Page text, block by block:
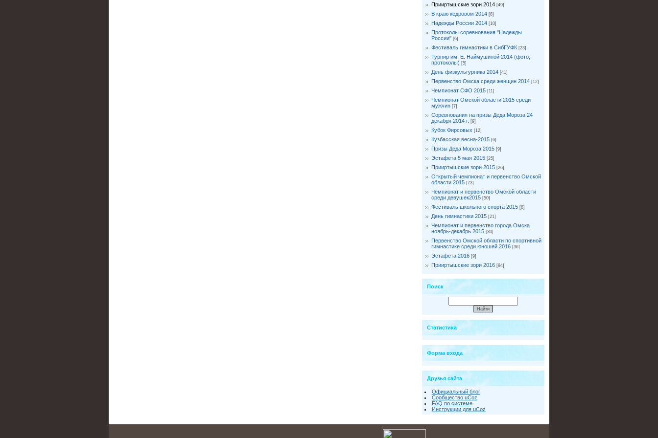
Прииртышские зори 2014 [49]
В краю кедровом 2014 [8]
Надежды России 2014 [10]
Протоколы соревнования "Надежды
России" [6]
Фестиваль гимнастики в СибГУФК [23]
Турнир им. Е. Наймушиной 2014 (фото,
протоколы) [5]
День физкультурника 2014 [41]
Первенство Омска среди женщин 2014 [12]
Чемпионат СФО 2015 [11]
Чемпионат Омской области 2015 среди
мужчин [7]
Соревнования на призы Деда Мороза 24
декабря 2014 г. [9]
Кубок Фирсовых [12]
Кузбасская весна-2015 [6]
Призы Деда Мороза 2015 [9]
Эстафета 5 мая 2015 [25]
Прииртышские зори 2015 [26]
Открытый чемпионат и первенство Омской
области 2015 [73]
Чемпионат и первенство Омской области
среди девушек2015 [50]
Фестиваль школьного спорта 2015 [8]
День гимнастики 2015 [21]
Чемпионат и первенство города Омска
ноябрь-декабрь 2015 [30]
Первенство Омской области по спортивной
гимнастике среди юношей 2016 [36]
Эстафета 2016 [9]
Прииртышские зори 2016 [94]
Поиск
Статистика
Форма входа
Друзья сайта
Официальный блог
Сообщество uCoz
FAQ по системе
Инструкции для uCoz